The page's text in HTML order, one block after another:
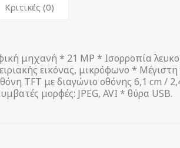
Κριτικές (0)
μηχανή * 21 MP * Ισορροπία
εικόνας, μικρόφωνο *
TFT με διαγώνιο οθόνης 6,1 cm /
μορφές: JPEG, AVI * θύρα USB.